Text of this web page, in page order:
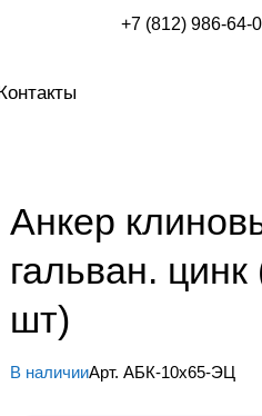
+7 (812) 986-64-
Анкер
гальван. цинк
шт)
В наличииАрт. АБК-10х65-ЭЦ